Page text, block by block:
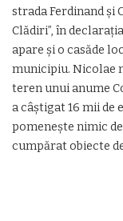
strada Ferdinand și
Clădiri”, în
apare și o casăde
municipiu. Nicolae
teren unui anume
a câștigat 16 mii de
pomenește nimic
cumpărat obiecte